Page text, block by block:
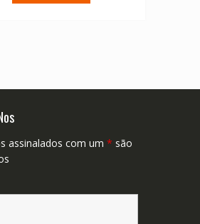
assinalados com um * são